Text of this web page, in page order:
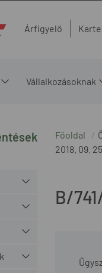
Árfigyelő
Vállalkozásoknak
Főoldal
2018. 09. 25.
B/